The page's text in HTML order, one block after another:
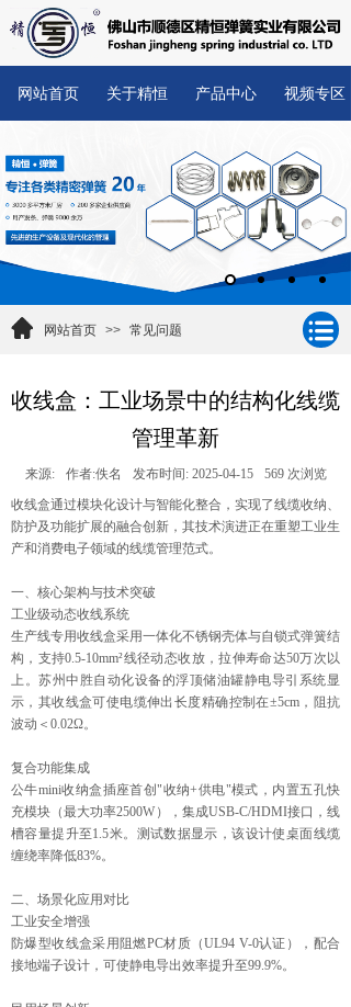
网站首页 关于精恒 产品中心 视频专区
网站首页 >> 常见问题
收线盒：工业场景中的结构化线缆
管理革新
来源: 作者:佚名 发布时间: 2025-04-15 569 次浏览
收线盒通过模块化设计与智能化整合，实现了线缆收纳、
防护及功能扩展的融合创新，其技术演进正在重塑工业生
产和消费电子领域的线缆管理范式。
一、核心架构与技术突破
工业级动态收线系统‌
生产线专用收线盒采用一体化不锈钢壳体与自锁式弹簧结
构，支持0.5-10mm²线径动态收放，拉伸寿命达50万次以
上。苏州中胜自动化设备的浮顶储油罐静电导引系统显
示，其收线盒可使电缆伸出长度精确控制在±5cm，阻抗
波动＜0.02Ω。
复合功能集成‌
公牛mini收纳盒插座首创"收纳+供电"模式，内置五孔快
充模块（最大功率2500W），集成USB-C/HDMI接口，线
槽容量提升至1.5米。测试数据显示，该设计使桌面线缆
缠绕率降低83%。
二、场景化应用对比
工业安全增强‌
防爆型收线盒采用阻燃PC材质（UL94 V-0认证），配合
接地端子设计，可使静电导出效率提升至99.9%。